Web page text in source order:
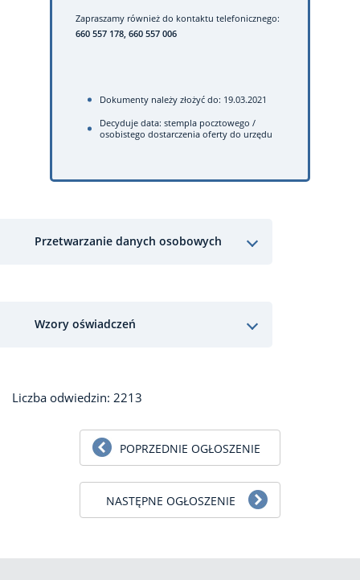
Zapraszamy również do kontaktu telefonicznego:
660 557 178, 660 557 006
Dokumenty należy złożyć do: 19.03.2021
Decyduje data: stempla pocztowego /
osobistego dostarczenia oferty do urzędu
Przetwarzanie danych osobowych
Wzory oświadczeń
Liczba odwiedzin: 2213
POPRZEDNIE OGŁOSZENIE
NASTĘPNE OGŁOSZENIE